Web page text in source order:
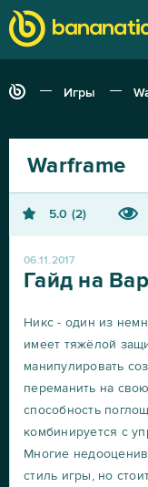
Игры
Warframe
5.0 2
06.11.2017
Гайд на
Никс - один из
имеет тяжёлой
манипулировать
переманить на
способность
комбинируется с
Многие
стиль игры, но